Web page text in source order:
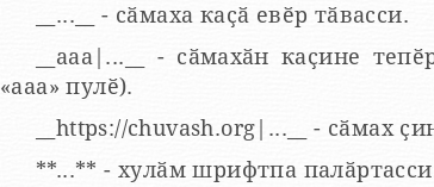
__...__ - сӑмаха каҫӑ евӗр тӑвасси.
__aaa|...__ - сӑмахӑн каҫине
«ааа» пулӗ).
__https://chuvash.org|...__ - сӑмах
**...** - хулӑм шрифтпа